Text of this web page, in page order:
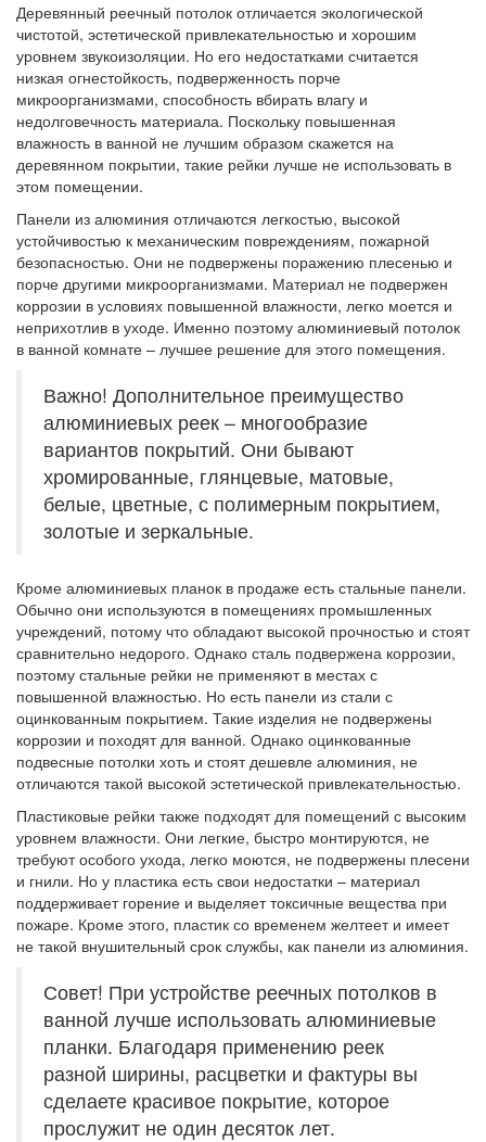
Деревянный реечный потолок отличается экологической
чистотой, эстетической привлекательностью и хорошим
уровнем звукоизоляции. Но его недостатками считается
низкая огнестойкость, подверженность порче
микроорганизмами, способность вбирать влагу и
недолговечность материала. Поскольку повышенная
влажность в ванной не лучшим образом скажется на
деревянном покрытии, такие рейки лучше не использовать в
этом помещении.
Панели из алюминия отличаются легкостью, высокой
устойчивостью к механическим повреждениям, пожарной
безопасностью. Они не подвержены поражению плесенью и
порче другими микроорганизмами. Материал не подвержен
коррозии в условиях повышенной влажности, легко моется и
неприхотлив в уходе. Именно поэтому алюминиевый потолок
в ванной комнате – лучшее решение для этого помещения.
Важно! Дополнительное преимущество
алюминиевых реек – многообразие
вариантов покрытий. Они бывают
хромированные, глянцевые, матовые,
белые, цветные, с полимерным покрытием,
золотые и зеркальные.
Кроме алюминиевых планок в продаже есть стальные панели.
Обычно они используются в помещениях промышленных
учреждений, потому что обладают высокой прочностью и стоят
сравнительно недорого. Однако сталь подвержена коррозии,
поэтому стальные рейки не применяют в местах с
повышенной влажностью. Но есть панели из стали с
оцинкованным покрытием. Такие изделия не подвержены
коррозии и походят для ванной. Однако оцинкованные
подвесные потолки хоть и стоят дешевле алюминия, не
отличаются такой высокой эстетической привлекательностью.
Пластиковые рейки также подходят для помещений с высоким
уровнем влажности. Они легкие, быстро монтируются, не
требуют особого ухода, легко моются, не подвержены плесени
и гнили. Но у пластика есть свои недостатки – материал
поддерживает горение и выделяет токсичные вещества при
пожаре. Кроме этого, пластик со временем желтеет и имеет
не такой внушительный срок службы, как панели из алюминия.
Совет! При устройстве реечных потолков в
ванной лучше использовать алюминиевые
планки. Благодаря применению реек
разной ширины, расцветки и фактуры вы
сделаете красивое покрытие, которое
прослужит не один десяток лет.